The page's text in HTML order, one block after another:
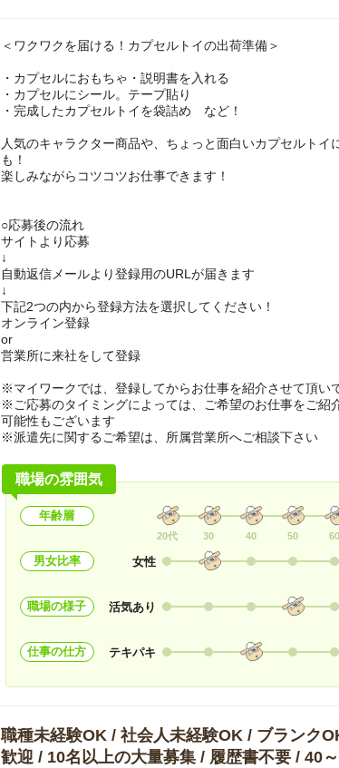
＜ワクワクを届ける！カプセルトイの出荷準備＞
・カプセルにおもちゃ・説明書を入れる
・カプセルにシール。テープ貼り
・完成したカプセルトイを袋詰め など！
人気のキャラクター商品や、ちょっと面白いカプセルトイ
も！
楽しみながらコツコツお仕事できます！
○応募後の流れ
サイトより応募
↓
自動返信メールより登録用のURLが届きます
↓
下記2つの内から登録方法を選択してください！
オンライン登録
or
営業所に来社をして登録
※マイワークでは、登録してからお仕事を紹介させて頂い
※ご応募のタイミングによっては、ご希望のお仕事をご紹
可能性もございます
※派遣先に関するご希望は、所属営業所へご相談下さい
職場の雰囲気
年齢層
20代 30 40 50 60
男女比率 女性
職場の様子 活気あり
仕事の仕方 テキパキ
職種未経験OK / 社会人未経験OK / ブランク
歓迎 / 10名以上の大量募集 / 履歴書不要 / 40